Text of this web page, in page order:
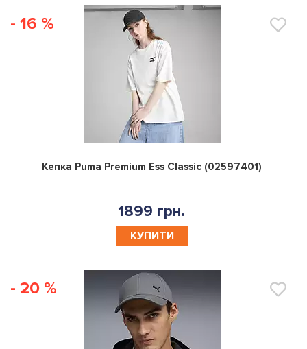
- 16 %
0
Кепка Puma Premium Ess Classic (02597401)
1899 грн.
КУПИТИ
- 20 %